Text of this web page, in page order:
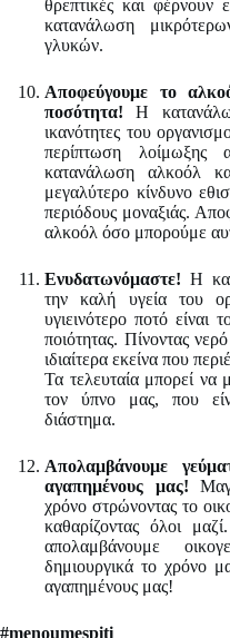
θρεπτικές και
κατανάλωση
γλυκών.
Αποφεύγουμε το
ποσότητα! Η
ικανότητες του
περίπτωση
κατανάλωση αλκοόλ
μεγαλύτερο κίνδυνο
περιόδους μοναξιάς.
αλκοόλ όσο μπορούμε
Ενυδατωνόμαστε! Η
την καλή υγεία του
υγιεινότερο ποτό είναι
ποιότητας. Πίνοντας
ιδιαίτερα εκείνα που
Τα τελευταία μπορεί
τον ύπνο μας, που
διάστημα.
Απολαμβάνουμε
αγαπημένους μας!
χρόνο στρώνοντας το
καθαρίζοντας όλοι
απολαμβάνουμε
δημιουργικά το χρόνο
αγαπημένους μας!
#menoumespiti